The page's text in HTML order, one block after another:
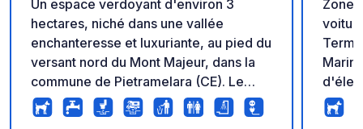
Un espace verdoyant d'environ 3
hectares, niché dans une vallée
enchanteresse et luxuriante, au pied du
versant nord du Mont Majeur, dans la
commune de Pietramelara (CE). Le
camping est équipé de tous les
services essentiels et est accessible
Zone